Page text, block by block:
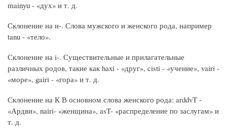
mainyu - «дух» и т. д.
Склонение на и-. Слова мужского и женского рода, например
tanu - «тело».
Склонение на i-. Существительные и прилагательные
различных родов, такие как haxi - «друг», cisti - «учение», vairi -
«море», gairi - «гора» и т. д.
Склонение на К В основном слова женского рода: arddvT -
«Ардви», nairi- «женщина», asT- «распределение по заслугам» и
т. д.